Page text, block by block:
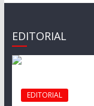
EDITORIAL
EDITORIAL